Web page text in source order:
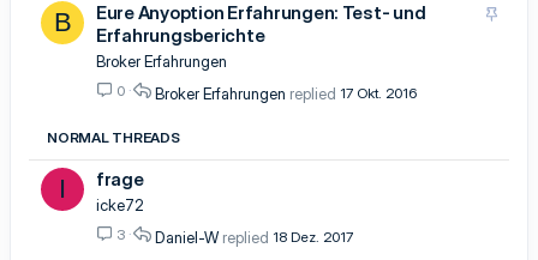
B
A
Eure Anyoption Erfahrungen: Test- und
Erfahrungsberichte
Broker Erfahrungen
0 17 Okt. 2016
Broker Erfahrungen
NORMAL THREADS
I frage
icke72
3 18 Dez. 2017
Daniel-W